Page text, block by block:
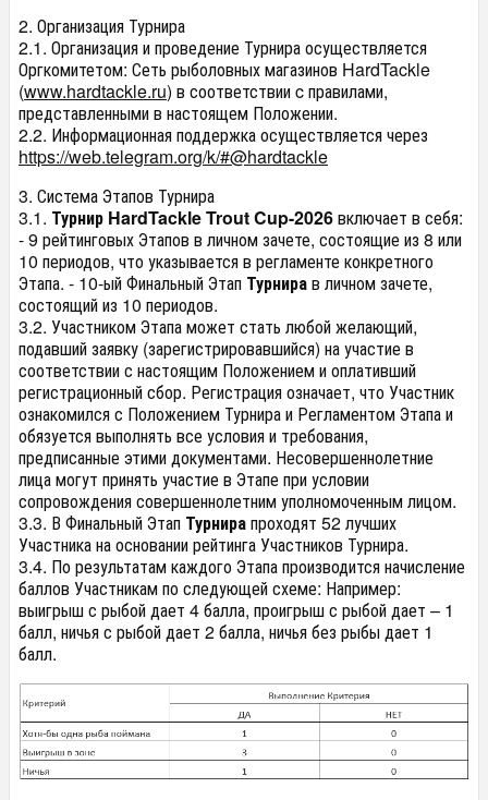
2. Организация Турнира
2.1. Организация и проведение Турнира осуществляется
Оргкомитетом: Сеть рыболовных магазинов HardTackle
(www.hardtackle.ru) в соответствии c правилами,
представленными в настоящем Положении.
2.2. Информационная поддержка осуществляется через
https://web.telegram.org/k/#@hardtackle
3. Система Этапов Турнира
3.1. Турнир HardTackle Trout Cup-2026включает в себя:
- 9 рейтинговых Этапов в личном зачете, состоящие из 8 или
10 периодов, что указывается в регламенте конкретного
Этапа. - 10-ый Финальный Этап Турнирав личном зачете,
состоящий из 10 периодов.
3.2. Участником Этапа может стать любой желающий,
подавший заявку (зарегистрировавшийся) на участие в
соответствии с настоящим Положением и оплативший
регистрационный сбор. Регистрация означает, что Участник
ознакомился с Положением Турнира и Регламентом Этапа и
обязуется выполнять все условия и требования,
предписанные этими документами. Несовершеннолетние
лица могут принять участие в Этапе при условии
сопровождения совершеннолетним уполномоченным лицом.
3.3. В Финальный Этап Турнирапроходят 52 лучших
Участника на основании рейтинга Участников Турнира.
3.4. По результатам каждого Этапа производится начисление
баллов Участникам по следующей схеме: Например:
выигрыш с рыбой дает 4 балла, проигрыш с рыбой дает – 1
балл, ничья с рыбой дает 2 балла, ничья без рыбы дает 1
балл.